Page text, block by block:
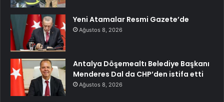
Yeni Atamalar Resmi Gazete’de
Ağustos 8, 2026
Antalya Döşemealtı Belediye Başkanı
Menderes Dal da CHP’den istifa etti
Ağustos 8, 2026